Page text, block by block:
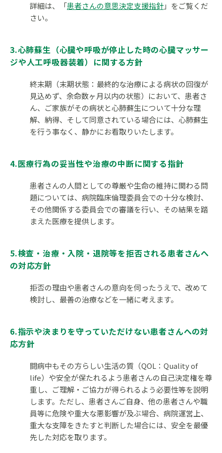
詳細は、「患者さんの意思決定支援指針」をご覧くだ
さい。
3.心肺蘇生（心臓や呼吸が停止した時の心臓マッサー
ジや人工呼吸器装着）に関する方針
終末期（末期状態：最終的な治療による病状の回復が
見込めず、余命数ヶ月以内の状態）において、患者さ
ん、ご家族がその病状と心肺蘇生について十分な理
解、納得、そして同意されている場合には、心肺蘇生
を行う事なく、静かにお看取りいたします。
4.医療行為の妥当性や治療の中断に関する指針
患者さんの人間としての尊厳や生命の維持に関わる問
題については、病院臨床倫理委員会での十分な検討、
その他関係する委員会での審議を行い、その結果を踏
まえた医療を提供します。
5.検査・治療・入院・退院等を拒否される患者さんへ
の対応方針
拒否の理由や患者さんの意向を伺ったうえで、改めて
検討し、最善の治療などを一緒に考えます。
6.指示や決まりを守っていただけない患者さんへの対
応方針
闘病中もその方らしい生活の質（QOL：Quality of
life）や安全が保たれるよう患者さんの自己決定権を尊
重し、ご理解・ご協力が得られるよう必要性等を説明
します。ただし、患者さんご自身、他の患者さんや職
員等に危険や重大な悪影響が及ぶ場合、病院運営上、
重大な支障をきたすと判断した場合には、安全を最優
先した対応を取ります。